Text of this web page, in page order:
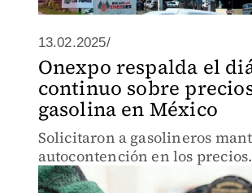
13.02.2025/
Onexpo respalda el
continuo sobre
gasolina en México
Solicitaron a gasolineros
autocontención en los precios.